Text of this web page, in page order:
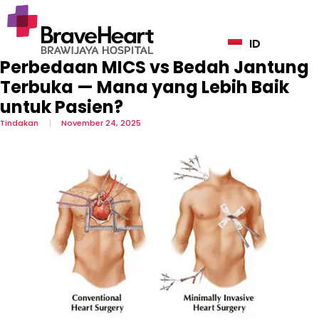
ID
EN
Perbedaan MICS vs Bedah Jantung
Terbuka — Mana yang Lebih Baik
untuk Pasien?
Tindakan November 24, 2025